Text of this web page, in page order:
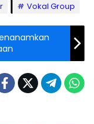
Vokal Group